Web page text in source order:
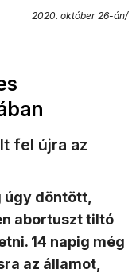
2020. október 26-án/
fel újra az
döntött,
abortuszt tiltó
14 napig még
az államot,